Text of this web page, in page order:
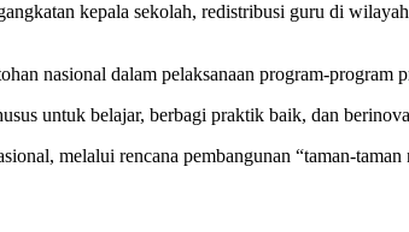
kepala sekolah, redistribusi guru di
nasional dalam pelaksanaan program-program
untuk belajar, berbagi praktik baik, dan
melalui rencana pembangunan “taman-